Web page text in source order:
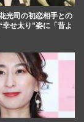
光司の初恋相手との
せ太り”姿に「昔よ